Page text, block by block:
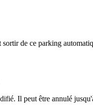
sortir de ce parking
Il peut être annulé